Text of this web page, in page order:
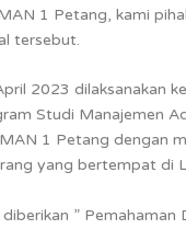
1 Petang, kami
tersebut.
2023 dilaksanakan
Studi Manajemen
1 Petang dengan
yang bertempat di
” Pemahaman